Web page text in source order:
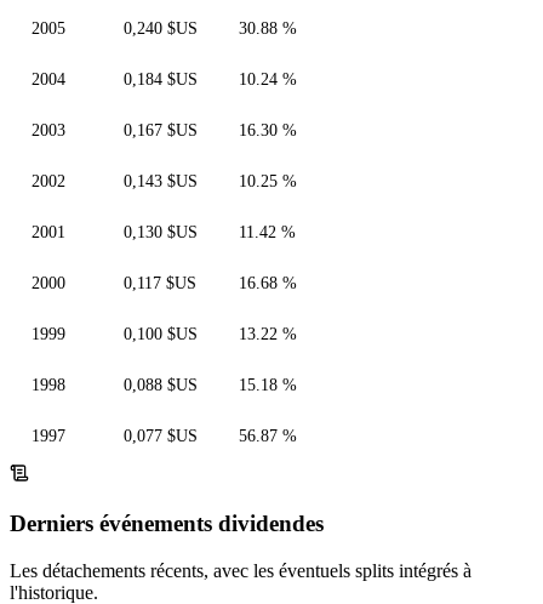
2005 0,240 $US 30.88 %
2004 0,184 $US 10.24 %
2003 0,167 $US 16.30 %
2002 0,143 $US 10.25 %
2001 0,130 $US 11.42 %
2000 0,117 $US 16.68 %
1999 0,100 $US 13.22 %
1998 0,088 $US 15.18 %
1997 0,077 $US 56.87 %
Derniers événements dividendes
Les détachements récents, avec les éventuels splits intégrés à
l'historique.